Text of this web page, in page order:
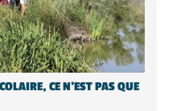
CE N’EST PAS QUE